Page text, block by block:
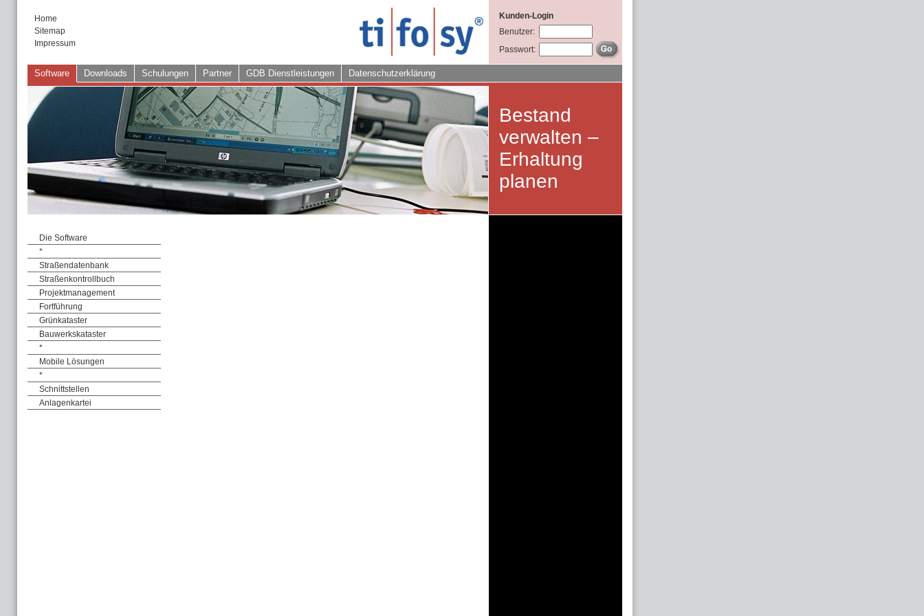
Home
Sitemap
Impressum
Kunden-Login
Benutzer:
Passwort:
Software Downloads Schulungen Partner GDB Dienstleistungen Datenschutzerklärung
Bestand
verwalten –
Erhaltung
planen
Die Software
*
Straßendatenbank
Straßenkontrollbuch
Projektmanagement
Fortführung
Grünkataster
Bauwerkskataster
*
Mobile Lösungen
*
Schnittstellen
Anlagenkartei